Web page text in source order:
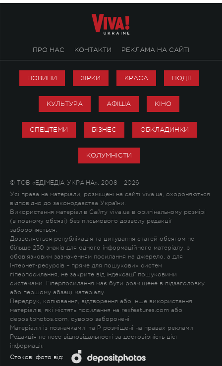
ПРО НАС КОНТАКТИ РЕКЛАМА НА САЙТІ
НОВИНИ ЗІРКИ КРАСА ПОДІЇ
КУЛЬТУРА АФІША КІНО
СПЕЦТЕМИ БІЗНЕС ОБКЛАДИНКИ
КОЛУМНІСТИ
© ТОВ «ЕДІМЕДІА-УКРАЇНА», 2008 - 2026
Усі права на матеріали, розміщені на сайті viva.ua, охороняються
відповідно до законодавства України.
Використання матеріалів Сайту viva.ua в оригінальному розмірі
(в повному обсязі) без письмового дозволу редакції
забороняється.
Дозволяється републікація та цитування статей обсягом не
більше 250 знаків для одного інформаційного матеріалу, з
обов'язковим зазначенням посилання на джерело, а для
Інтернет-ресурсів – пряме для пошукових систем
гіперпосилання, не закрите від індексації пошуковими
системами. Гіперпосилання має бути розміщене в підзаголовку
або першому абзаці матеріалу.
Передрук, копіювання, відтворення або інше використання
матеріалів, які містять посилання на rexfeatures.com або
depositphotos.com, суворо заборонені.
Матеріали із позначками! та P розміщені на правах реклами.
Редакція не несе відповідальності за достовірність цієї
інформації.
Стокові фото від: